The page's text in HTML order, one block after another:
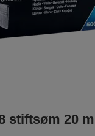
stiftsøm 20